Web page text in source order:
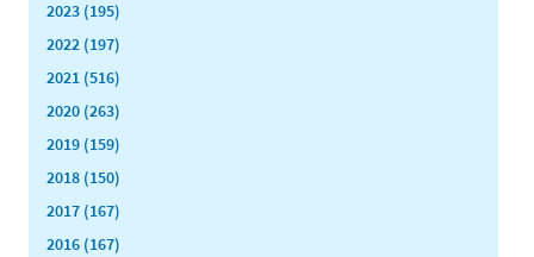
2023 (195)
2022 (197)
2021 (516)
2020 (263)
2019 (159)
2018 (150)
2017 (167)
2016 (167)